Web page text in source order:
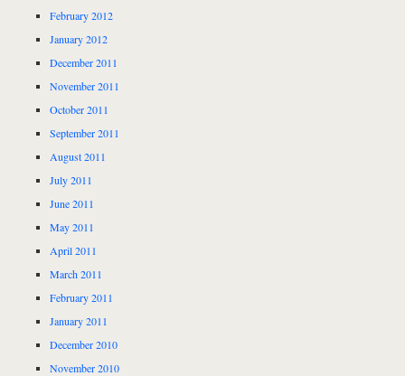
February 2012
January 2012
December 2011
November 2011
October 2011
September 2011
August 2011
July 2011
June 2011
May 2011
April 2011
March 2011
February 2011
January 2011
December 2010
November 2010